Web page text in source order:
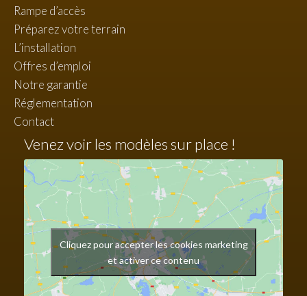
Rampe d’accès
Préparez votre terrain
L’installation
Offres d’emploi
Notre garantie
Réglementation
Contact
Venez voir les modèles sur place !
Cliquez pour accepter les cookies marketing
et activer ce contenu